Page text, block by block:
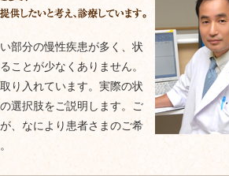
部分の慢性疾患が多く、状
ことが少なくありません。
り入れています。実際の状
選択肢をご説明します。ご
、なにより患者さまのご希